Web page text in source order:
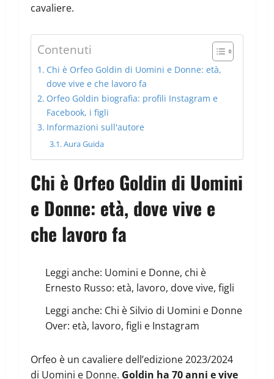
cavaliere.
Contenuti
Chi è Orfeo Goldin di Uomini e Donne: età,
dove vive e che lavoro fa
Orfeo Goldin biografia: profili Instagram e
Facebook, i figli
Informazioni sull'autore
Aura Guida
Chi è Orfeo Goldin di Uomini
e Donne: età, dove vive e
che lavoro fa
Leggi anche: Uomini e Donne, chi è
Ernesto Russo: età, lavoro, dove vive, figli
Leggi anche: Chi è Silvio di Uomini e Donne
Over: età, lavoro, figli e Instagram
Orfeo è un cavaliere dell’edizione 2023/2024
di Uomini e Donne. Goldin ha 70 anni e vive